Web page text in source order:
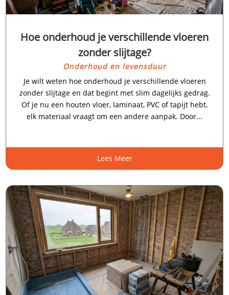
Hoe onderhoud je verschillende vloeren
zonder slijtage?
Onderhoud en levensduur
Je wilt weten hoe onderhoud je verschillende vloeren
zonder slijtage en dat begint met slim dagelijks gedrag.​
Of je nu een houten vloer, laminaat, PVC of tapijt hebt,
elk materiaal vraagt om een andere aanpak.​ Door...
Lees Meer